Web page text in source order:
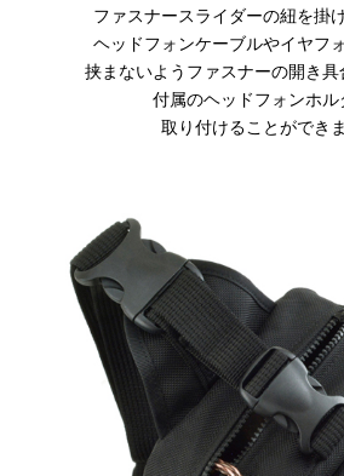
ファスナースライダーの紐を掛
ヘッドフォンケーブルやイヤフ
挟まないようファスナーの開き具
付属のヘッドフォンホル
取り付けることができま